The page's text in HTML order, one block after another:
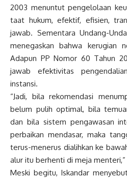
2003 menuntut pengelolaan
taat hukum, efektif, efisien,
jawab. Sementara Undang-
menegaskan bahwa kerugian
Adapun PP Nomor 60 Tahun
jawab efektivitas
instansi.
“Jadi, bila rekomendasi
belum pulih optimal, bila
dan bila sistem pengawasan
perbaikan mendasar, maka
terus-menerus dialihkan ke
alur itu berhenti di meja
Meski begitu, Iskandar